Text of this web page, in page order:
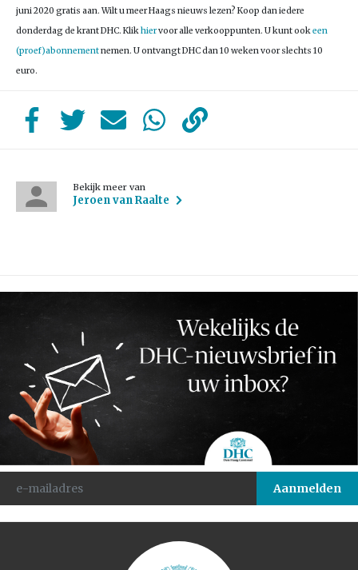
juni 2020 gratis aan. Wilt u meer Haags nieuws lezen? Koop dan iedere
donderdag de krant DHC. Klikhiervoor alle verkooppunten. U kunt ookeen
(proef)abonnementnemen. U ontvangt DHC dan 10 weken voor slechts 10
euro.
Bekijk meer van
Jeroen van Raalte